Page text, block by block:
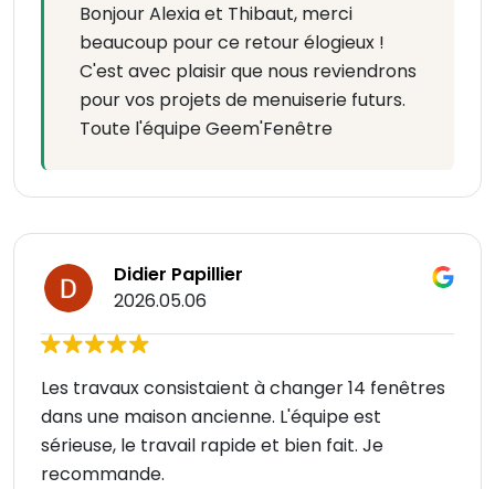
Bonjour Alexia et Thibaut, merci
beaucoup pour ce retour élogieux !
C'est avec plaisir que nous reviendrons
pour vos projets de menuiserie futurs.
Toute l'équipe Geem'Fenêtre
Didier Papillier
2026.05.06
Les travaux consistaient à changer 14 fenêtres
dans une maison ancienne. L'équipe est
sérieuse, le travail rapide et bien fait. Je
recommande.